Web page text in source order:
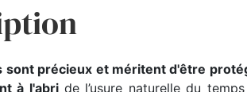
sont précieux et méritent d'être
à l'abri de l’usure naturelle du